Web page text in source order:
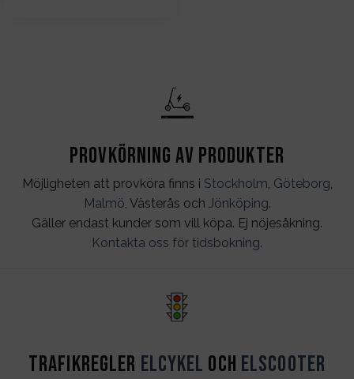
Provkörning av produkter
Möjligheten att provköra finns i Stockholm, Göteborg,
Malmö, Västerås och Jönköping.
Gäller endast kunder som vill köpa. Ej nöjesåkning.
Kontakta oss för tidsbokning.
Trafikregler Elcykel och Elscooter